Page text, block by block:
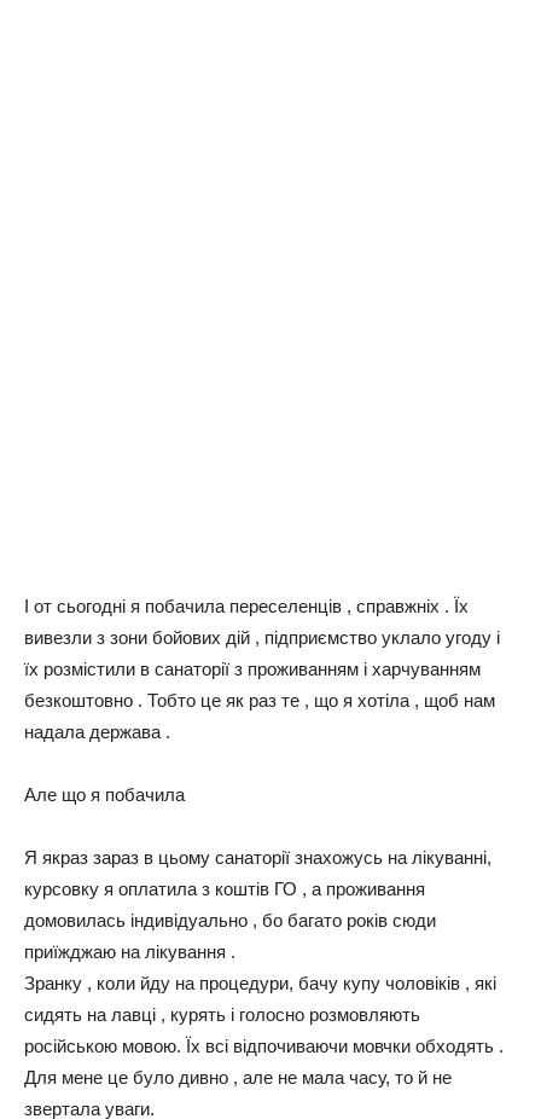
І от сьогодні я побачила переселенців , справжніх . Їх
вивезли з зони бойових дій , підприємство уклало угоду і
їх розмістили в санаторії з проживанням і харчуванням
безкоштовно . Тобто це як раз те , що я хотіла , щоб нам
надала держава .
Але що я побачила
Я якраз зараз в цьому санаторії знахожусь на лікуванні,
курсовку я оплатила з коштів ГО , а проживання
домовилась індивідуально , бо багато років сюди
приїжджаю на лікування .
Зранку , коли йду на процедури, бачу купу чоловіків , які
сидять на лавці , курять і голосно розмовляють
російською мовою. Їх всі відпочиваючи мовчки обходять .
Для мене це було дивно , але не мала часу, то й не
звертала уваги.